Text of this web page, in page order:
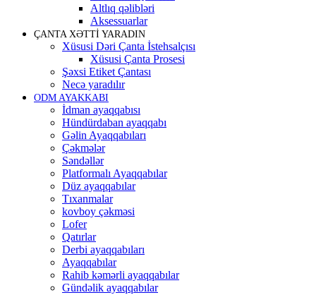
Altlıq qəlibləri
Aksessuarlar
ÇANTA XƏTTİ YARADIN
Xüsusi Dəri Çanta İstehsalçısı
Xüsusi Çanta Prosesi
Şəxsi Etiket Çantası
Necə yaradılır
ODM AYAKKABI
İdman ayaqqabısı
Hündürdaban ayaqqabı
Gəlin Ayaqqabıları
Çəkmələr
Səndəllər
Platformalı Ayaqqabılar
Düz ayaqqabılar
Tıxanmalar
kovboy çəkməsi
Lofer
Qatırlar
Derbi ayaqqabıları
Ayaqqabılar
Rahib kəmərli ayaqqabılar
Gündəlik ayaqqabılar